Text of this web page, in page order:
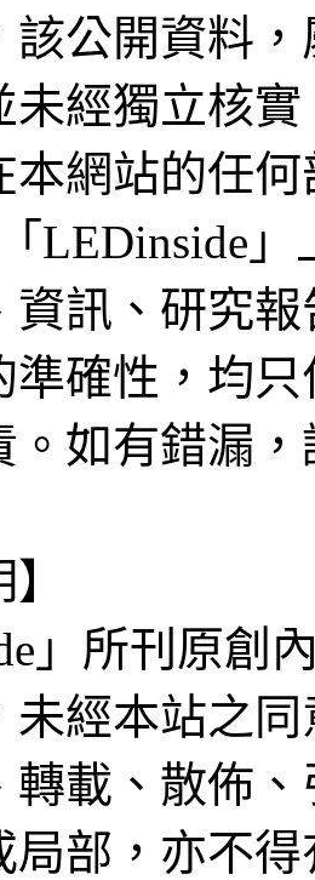
該公開資料
未經獨立核
本網站的任
LEDinside
資訊、研究
準確性，均
。如有錯漏
」所刊原創
未經本站之
轉載、散佈
局部，亦不